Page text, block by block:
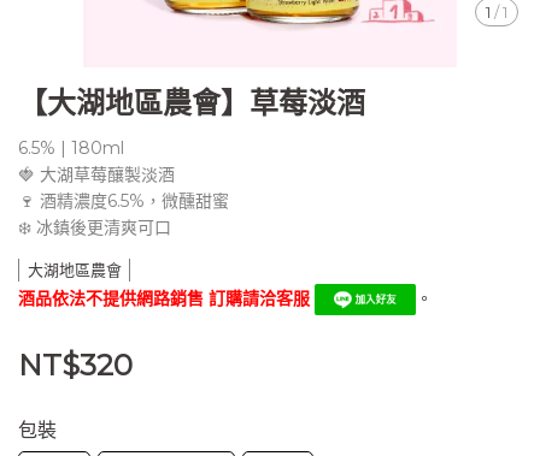
1 /1
【大湖地區農會】草莓淡酒
6.5% | 180ml
🍓 大湖草莓釀製淡酒
🍷 酒精濃度6.5%，微醺甜蜜
❄️ 冰鎮後更清爽可口
大湖地區農會
酒品依法不提供網路銷售 訂購請洽客服 。
NT$320
包裝